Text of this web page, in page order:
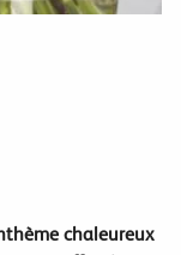
chaleureux